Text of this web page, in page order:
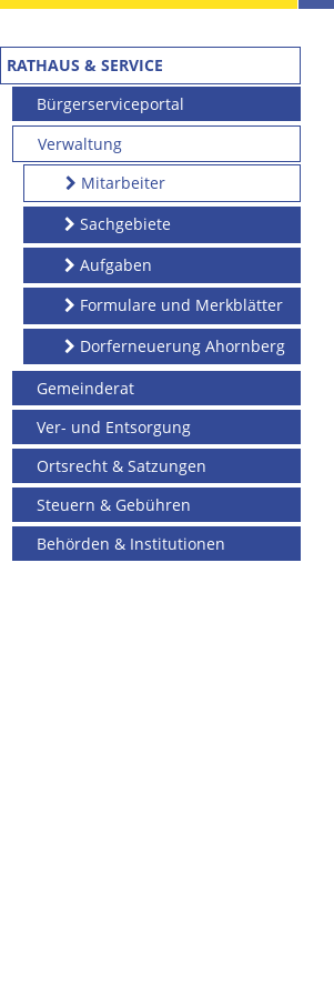
RATHAUS & SERVICE
Bürgerserviceportal
Verwaltung
Mitarbeiter
Sachgebiete
Aufgaben
Formulare und Merkblätter
Dorferneuerung Ahornberg
Gemeinderat
Ver- und Entsorgung
Ortsrecht & Satzungen
Steuern & Gebühren
Behörden & Institutionen